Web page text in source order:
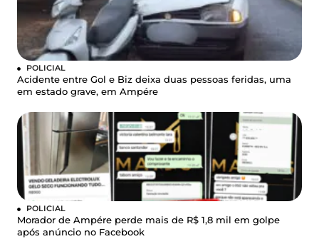
POLICIAL
Acidente entre Gol e Biz deixa duas pessoas feridas, uma
em estado grave, em Ampére
POLICIAL
Morador de Ampére perde mais de R$ 1,8 mil em golpe
após anúncio no Facebook